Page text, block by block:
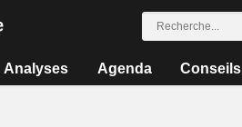
Analyses Agenda Conseils